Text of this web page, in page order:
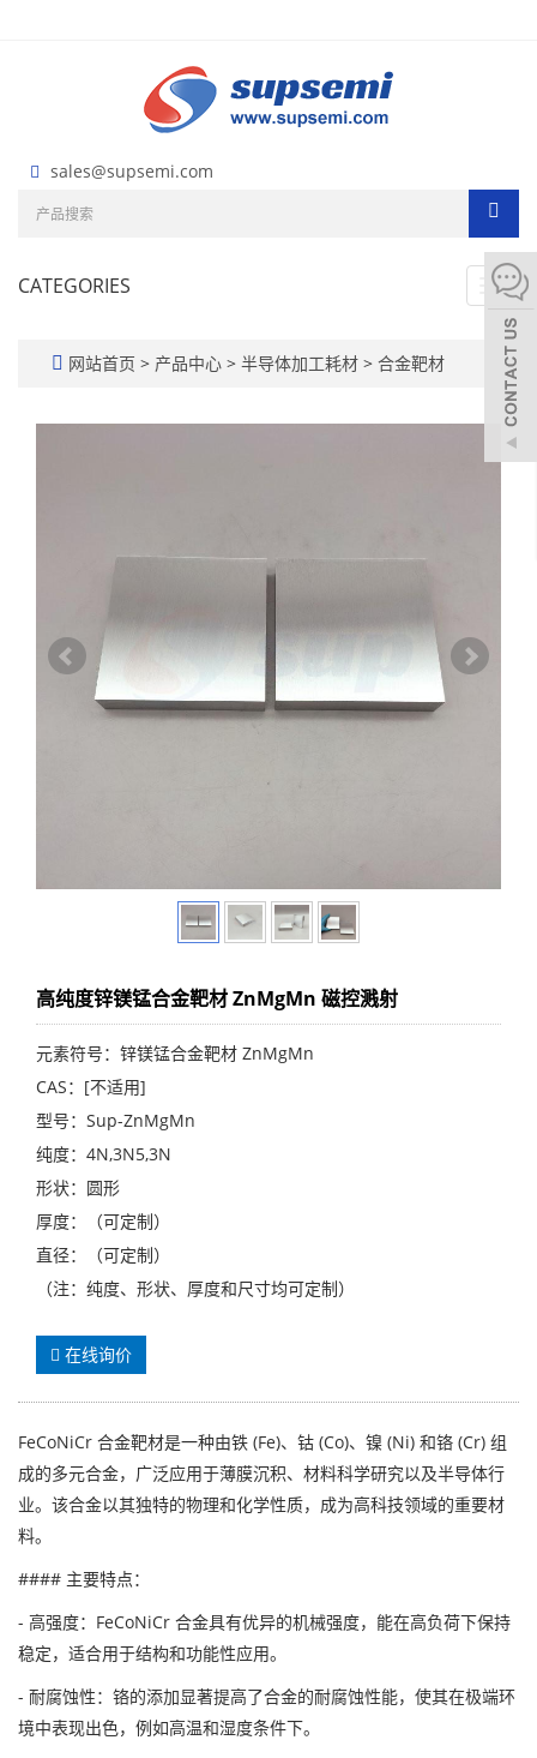
sales@supsemi.com
CATEGORIES
网站首页 > 产品中心 > 半导体加工耗材 > 合金靶材
高纯度锌镁锰合金靶材 ZnMgMn 磁控溅射
元素符号：锌镁锰合金靶材 ZnMgMn
CAS：[不适用]
型号：Sup-ZnMgMn
纯度：4N,3N5,3N
形状：圆形
厚度：（可定制）
直径：（可定制）
（注：纯度、形状、厚度和尺寸均可定制）
在线询价
FeCoNiCr 合金靶材是一种由铁 (Fe)、钴 (Co)、镍 (Ni) 和铬 (Cr) 组
成的多元合金，广泛应用于薄膜沉积、材料科学研究以及半导体行
业。该合金以其独特的物理和化学性质，成为高科技领域的重要材
料。
#### 主要特点：
- 高强度：FeCoNiCr 合金具有优异的机械强度，能在高负荷下保持
稳定，适合用于结构和功能性应用。
- 耐腐蚀性：铬的添加显著提高了合金的耐腐蚀性能，使其在极端环
境中表现出色，例如高温和湿度条件下。